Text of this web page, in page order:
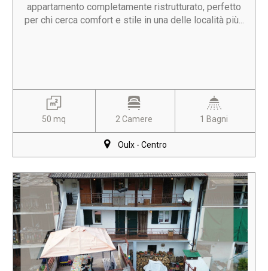
appartamento completamente ristrutturato, perfetto
per chi cerca comfort e stile in una delle località più...
50 mq 2 Camere 1 Bagni
Oulx - Centro